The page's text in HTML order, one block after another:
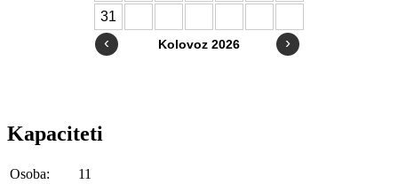
Kapaciteti
Osoba:
11